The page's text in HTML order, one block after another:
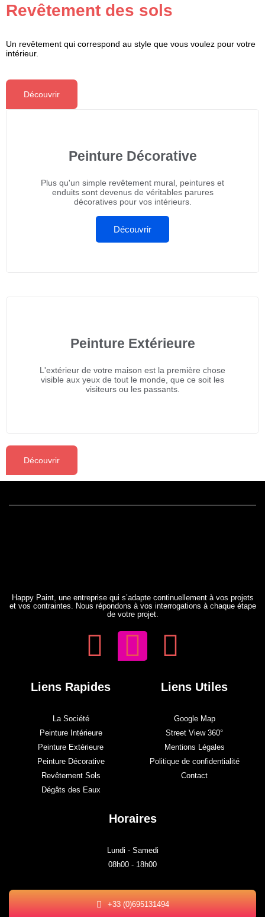
Revêtement des sols
Un revêtement qui correspond au style que vous voulez pour votre
intérieur.
Découvrir
Peinture Décorative
Plus qu'un simple revêtement mural, peintures et
enduits sont devenus de véritables parures
décoratives pour vos intérieurs.
Découvrir
Peinture Extérieure
L'extérieur de votre maison est la première chose
visible aux yeux de tout le monde, que ce soit les
visiteurs ou les passants.
Découvrir
Happy Paint, une entreprise qui s’adapte continuellement à vos projets
et vos contraintes. Nous répondons à vos interrogations à chaque étape
de votre projet.
Liens Rapides
La Société
Peinture Intérieure
Peinture Extérieure
Peinture Décorative
Revêtement Sols
Dégâts des Eaux
Liens Utiles
Google Map
Street View 360°
Mentions Légales
Politique de confidentialité
Contact
Horaires
Lundi - Samedi
08h00 - 18h00
+33 (0)695131494